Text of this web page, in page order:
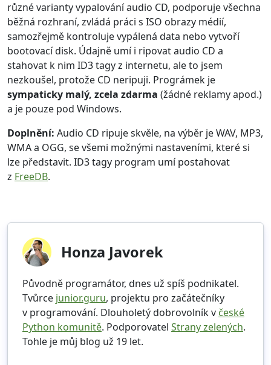
různé varianty vypalování audio CD, podporuje všechna
běžná rozhraní, zvládá práci s ISO obrazy médií,
samozřejmě kontroluje vypálená data nebo vytvoří
bootovací disk. Údajně umí i ripovat audio CD a
stahovat k nim ID3 tagy z internetu, ale to jsem
nezkoušel, protože CD neripuji. Prográmek je
sympaticky malý, zcela zdarma (žádné reklamy apod.)
a je pouze pod Windows.
Doplnění: Audio CD ripuje skvěle, na výběr je WAV, MP3,
WMA a OGG, se všemi možnými nastaveními, které si
lze představit. ID3 tagy program umí postahovat
z FreeDB.
Honza Javorek
Původně programátor, dnes už spíš podnikatel.
Tvůrce junior.guru, projektu pro začátečníky
v programování. Dlouholetý dobrovolník v české
Python komunitě. Podporovatel Strany zelených.
Tohle je můj blog už 19 let.